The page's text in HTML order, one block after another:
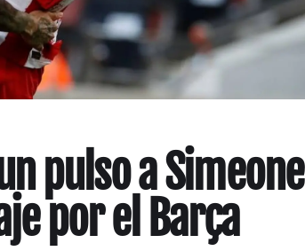
pulso a Simeone
por el Barça